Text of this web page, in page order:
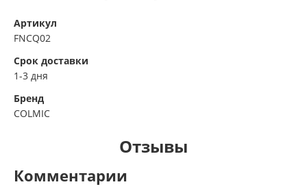
Артикул
FNCQ02
Срок доставки
1-3 дня
Бренд
COLMIC
Отзывы
Комментарии